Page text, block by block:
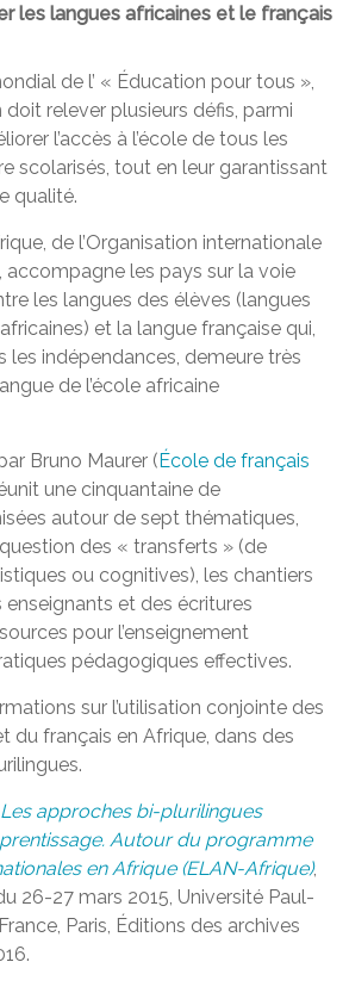
les langues africaines et le français
de l’ « Éducation pour tous »,
relever plusieurs défis, parmi
l’accès à l’école de tous les
scolarisés, tout en leur garantissant
qualité.
de l’Organisation internationale
accompagne les pays sur la voie
les langues des élèves (langues
et la langue française qui,
les indépendances, demeure très
de l’école africaine
Bruno Maurer (École de français
une cinquantaine de
autour de sept thématiques,
des « transferts » (de
ou cognitives), les chantiers
et des écritures
pour l’enseignement
pédagogiques effectives.
sur l’utilisation conjointe des
du français en Afrique, dans des
Les approches bi-plurilingues
Autour du programme
en Afrique (ELAN-Afrique),
26-27 mars 2015, Université Paul-
Paris, Éditions des archives